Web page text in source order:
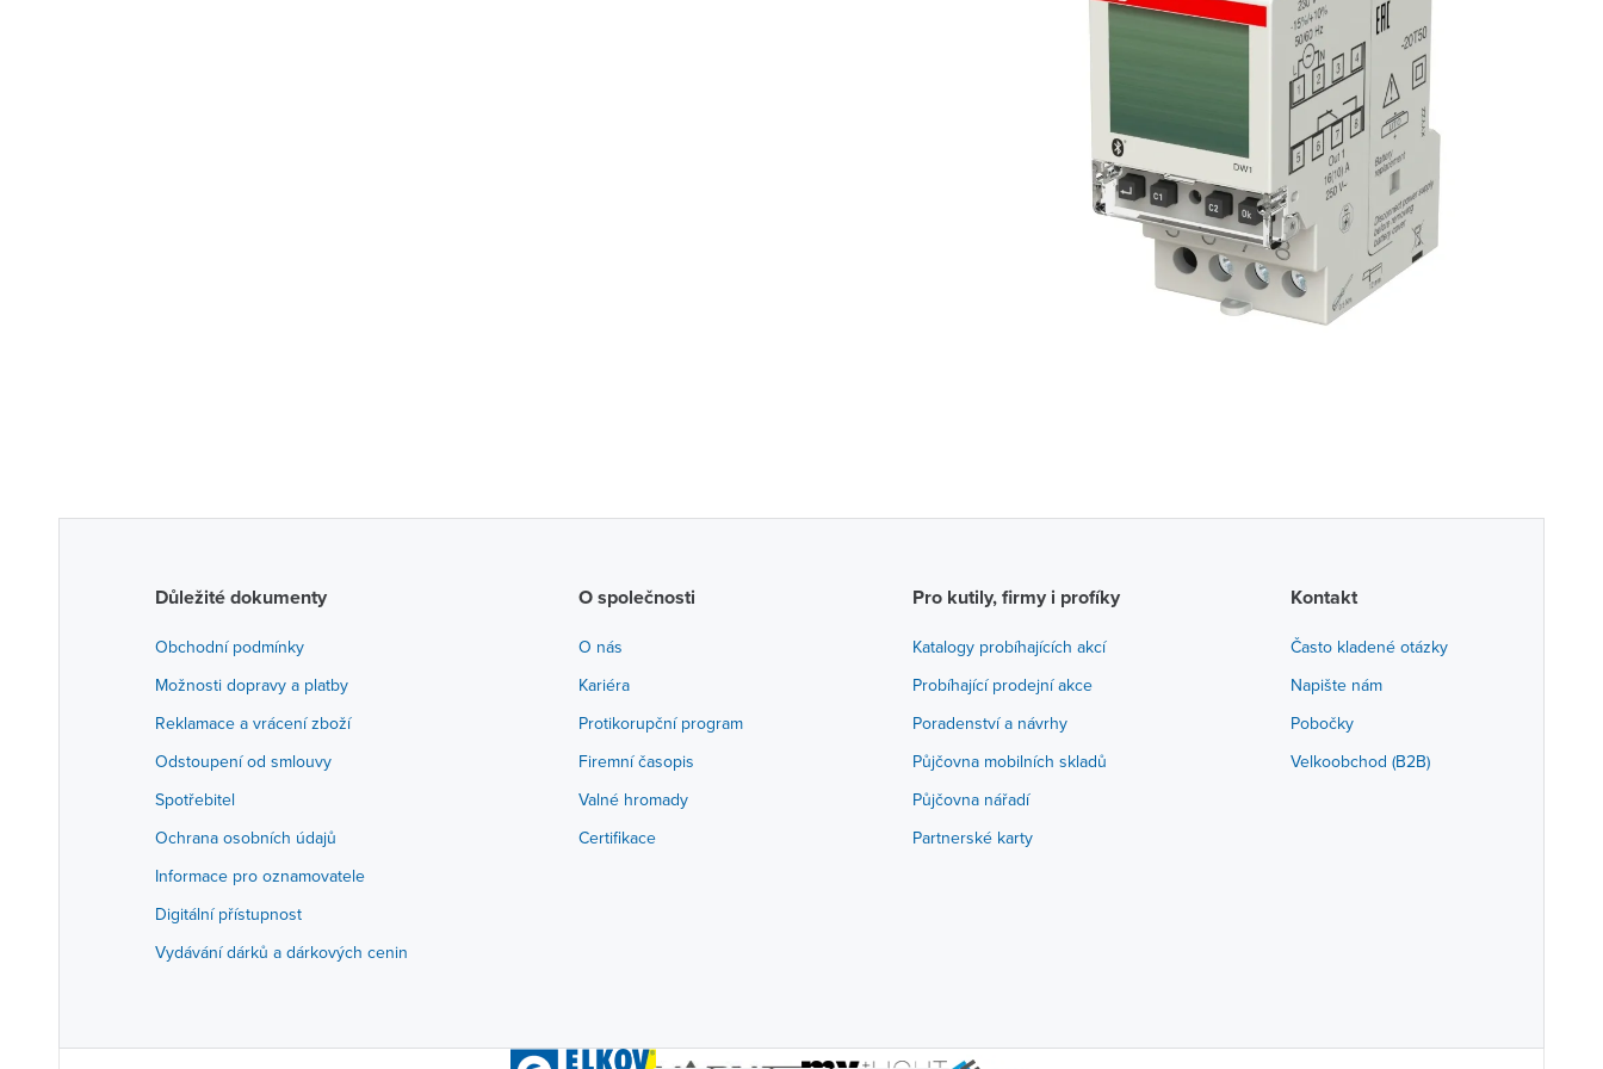
Důležité dokumenty
Obchodní podmínky
Možnosti dopravy a platby
Reklamace a vrácení zboží
Odstoupení od smlouvy
Spotřebitel
Ochrana osobních údajů
Informace pro oznamovatele
Digitální přístupnost
Vydávání dárků a dárkových cenin
O společnosti
O nás
Kariéra
Protikorupční program
Firemní časopis
Valné hromady
Certifikace
Pro kutily, firmy i profíky
Katalogy probíhajících akcí
Probíhající prodejní akce
Poradenství a návrhy
Půjčovna mobilních skladů
Půjčovna nářadí
Partnerské karty
Kontakt
Často kladené otázky
Napište nám
Pobočky
Velkoobchod (B2B)